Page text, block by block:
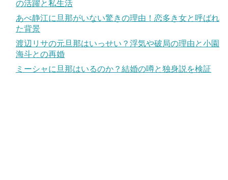
の活躍と私生活
あべ静江に旦那がいない驚きの理由！恋多き女と呼ばれ
た背景
渡辺リサの元旦那はいっせい？浮気や破局の理由と小園
海斗との再婚
ミーシャに旦那はいるのか？結婚の噂と独身説を検証